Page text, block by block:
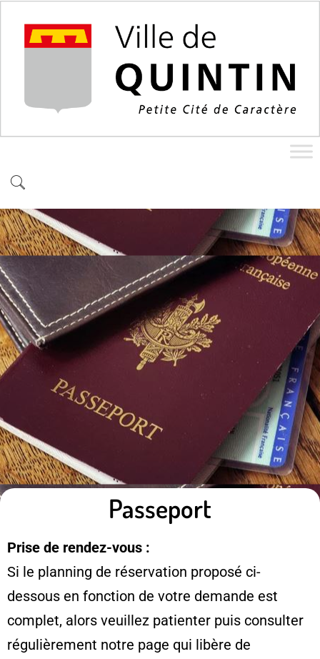
Passeport
Prise de rendez-vous :
Si le planning de réservation proposé ci-
dessous en fonction de votre demande est
complet, alors veuillez patienter puis consulter
régulièrement notre page qui libère de